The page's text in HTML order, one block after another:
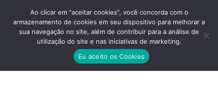
IMAGENS-ESSENZA-VILA
Você está aqui:
Ao clicar em “aceitar cookies”, você concorda com o
armazenamento de cookies em seu dispositivo para melhorar a
sua navegação no site, além de contribuir para a análise de
utilização do site e nas iniciativas de marketing.
Eu aceito os Cookies